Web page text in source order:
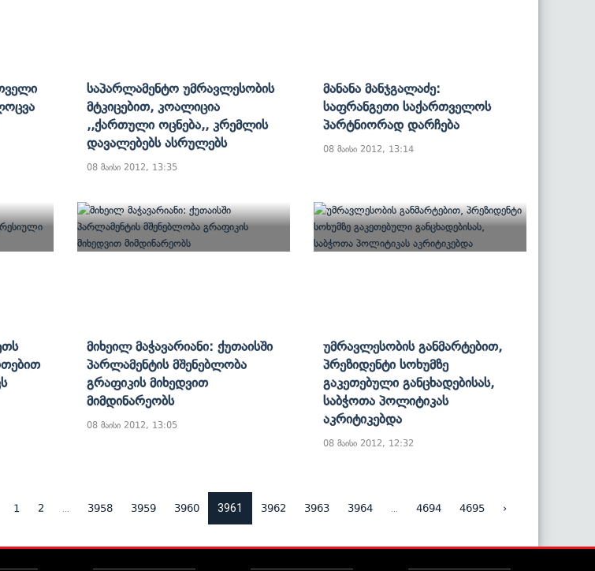
Საპარლამენტო Უმრავლესობის
Მტკიცებით, Კოალიცია
,,ქართული Ოცნება,, Კრემლის
Დავალებებს Ასრულებს
08 მაისი 2012, 13:35
Მანანა Მანჯგალაძე:
Საფრანგეთი Საქართველოს
Პარტნიორად Დარჩება
08 მაისი 2012, 13:14
Მიხეილ Მაჭავარიანი: Ქუთაისში
Პარლამენტის Მშენებლობა
Გრაფიკის Მიხედვით
Მიმდინარეობს
08 მაისი 2012, 13:05
Უმრავლესობის Განმარტებით,
Პრეზიდენტი Სოხუმზე
Გაკეთებული Განცხადებისას,
Საბჭოთა Პოლიტიკას
Აკრიტიკებდა
08 მაისი 2012, 12:32
1 2 3958 3959 3960 3961 3962 3963 3964 4694 4695 ›